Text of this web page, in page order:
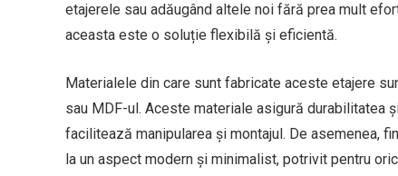
etajerele sau adăugând altele noi fără prea mult
aceasta este o soluție flexibilă și eficientă.
Materialele din care sunt fabricate aceste etajere
sau MDF-ul. Aceste materiale asigură
facilitează manipularea și montajul. De asemenea,
la un aspect modern și minimalist, potrivit pentru